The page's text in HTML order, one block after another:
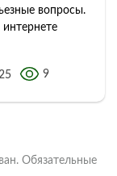
вопросы.
9
Обязательные